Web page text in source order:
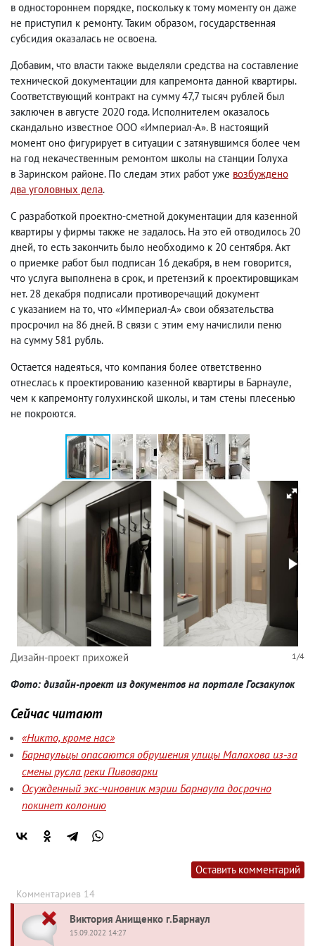
в одностороннем порядке, поскольку к тому моменту он даже
не приступил к ремонту. Таким образом, государственная
субсидия оказалась не освоена.
Добавим, что власти также выделяли средства на составление
технической документации для капремонта данной квартиры.
Соответствующий контракт на сумму 47,7 тысяч рублей был
заключен в августе 2020 года. Исполнителем оказалось
скандально известное ООО «Империал-А». В настоящий
момент оно фигурирует в ситуации с затянувшимся более чем
на год некачественным ремонтом школы на станции Голуха
в Заринском районе. По следам этих работ уже возбуждено
два уголовных дела.
С разработкой проектно-сметной документации для казенной
квартиры у фирмы также не задалось. На это ей отводилось 20
дней, то есть закончить было необходимо к 20 сентября. Акт
о приемке работ был подписан 16 декабря, в нем говорится,
что услуга выполнена в срок, и претензий к проектировщикам
нет. 28 декабря подписали противоречащий документ
с указанием на то, что «Империал-А» свои обязательства
просрочил на 86 дней. В связи с этим ему начислили пеню
на сумму 581 рубль.
Остается надеяться, что компания более ответственно
отнеслась к проектированию казенной квартиры в Барнауле,
чем к капремонту голухинской школы, и там стены плесенью
не покроются.
1/4
Дизайн-проект прихожей
Фото: дизайн-проект из документов на портале Госзакупок
Сейчас читают
«Никто, кроме нас»
Барнаульцы опасаются обрушения улицы Малахова из-за
смены русла реки Пивоварки
Осужденный экс-чиновник мэрии Барнаула досрочно
покинет колонию
Оставить комментарий
Комментариев 14
Виктория Анищенко г.Барнаул
15.09.2022 14:27